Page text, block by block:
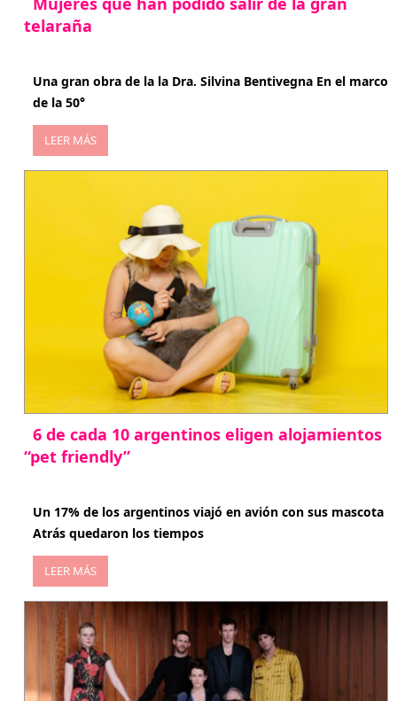
telaraña
Una gran obra de la la Dra. Silvina Bentivegna En el marco
de la 50°
LEER MÁS
6 de cada 10 argentinos eligen alojamientos
“pet friendly”
Un 17% de los argentinos viajó en avión con sus mascota
Atrás quedaron los tiempos
LEER MÁS